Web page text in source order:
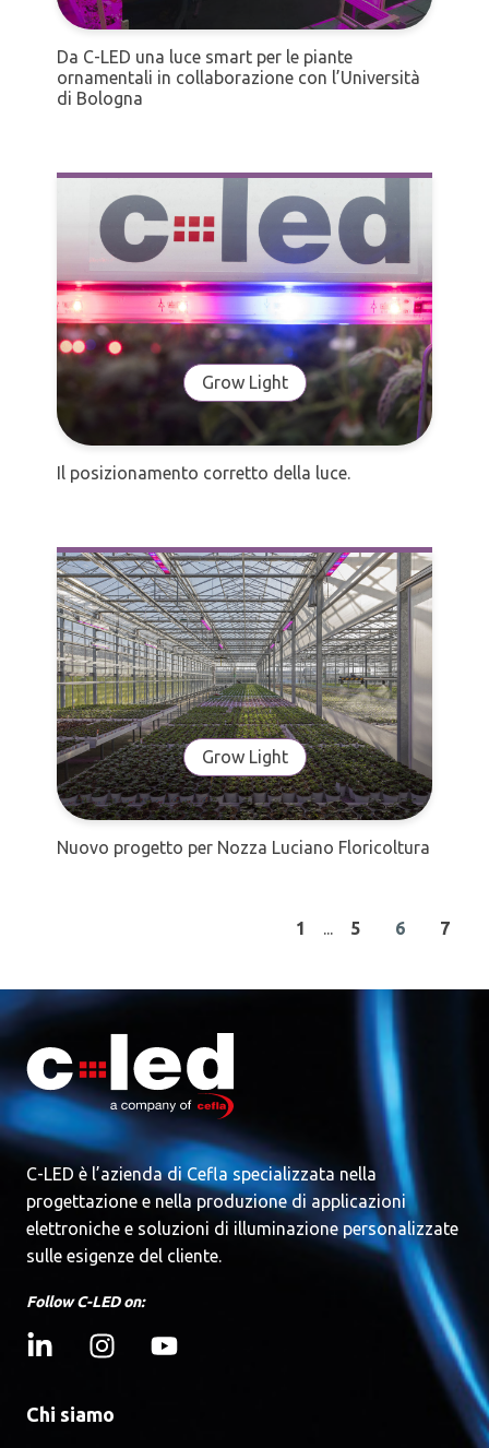
Da C-LED una luce smart per le piante
ornamentali in collaborazione con l’Università
di Bologna
Grow Light
Il posizionamento corretto della luce.
Grow Light
Nuovo progetto per Nozza Luciano Floricoltura
1 ... 5 6 7
C-LED è l’azienda di Cefla specializzata nella
progettazione e nella produzione di applicazioni
elettroniche e soluzioni di illuminazione personalizzate
sulle esigenze del cliente.
Follow C-LED on:
Chi siamo